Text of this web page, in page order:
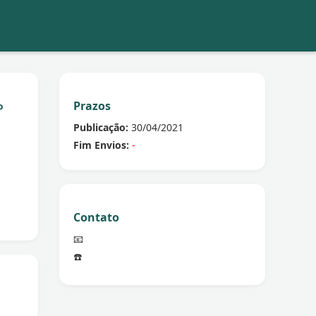
Prazos
Publicação: 30/04/2021
Fim Envios: -
Contato
📧
☎️